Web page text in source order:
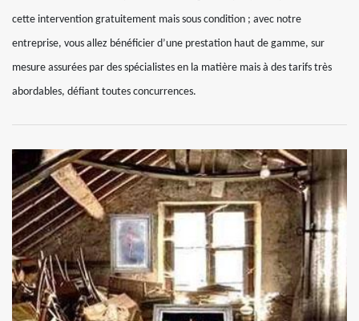
cette intervention gratuitement mais sous condition ; avec notre
entreprise, vous allez bénéficier d’une prestation haut de gamme, sur
mesure assurées par des spécialistes en la matière mais à des tarifs très
abordables, défiant toutes concurrences.